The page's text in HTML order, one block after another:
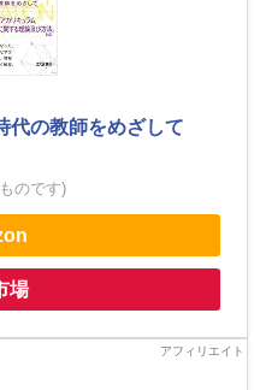
代の教師をめざして
のです)
場